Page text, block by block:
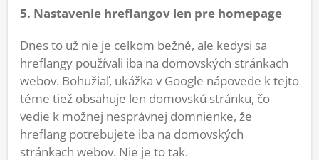
5. Nastavenie hreflangov len pre homepage
Dnes to už nie je celkom bežné, ale kedysi sa
hreflangy používali iba na domovských stránkach
webov. Bohužiaľ, ukážka v Google nápovede k tejto
téme tiež obsahuje len domovskú stránku, čo
vedie k možnej nesprávnej domnienke, že
hreflang potrebujete iba na domovských
stránkach webov. Nie je to tak.